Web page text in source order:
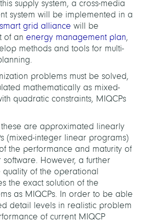
supply system, a cross-media
system will be implemented in a
smart grid alliance will be
of an energy management plan,
methods and tools for multi-
problems must be solved,
mathematically as mixed-
quadratic constraints, MIQCPs
these are approximated linearly
(mixed-integer linear programs)
the performance and maturity of
software. However, a further
of the operational
the exact solution of the
as MIQCPs. In order to be able
detail levels in realistic problem
of current MIQCP